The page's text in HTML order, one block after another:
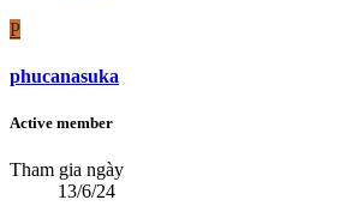
P
phucanasuka
Active member
Tham gia ngày
13/6/24